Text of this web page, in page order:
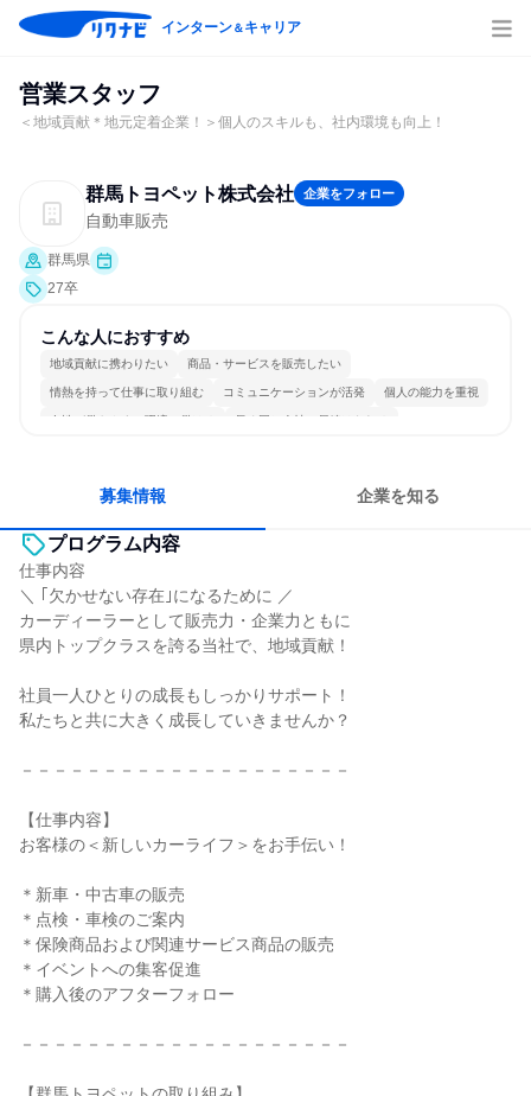
インターン＆キャリア
営業スタッフ
＜地域貢献＊地元定着企業！＞個人のスキルも、社内環境も向上！
群馬トヨペット株式会社 企業をフォロー
自動車販売
群馬県
27卒
こんな人におすすめ
地域貢献に携わりたい 商品・サービスを販売したい
情熱を持って仕事に取り組む コミュニケーションが活発 個人の能力を重視
女性が働きやすい環境で働ける 長く同じ会社に居続けられる
募集情報 企業を知る
プログラム内容
仕事内容
＼ ｢欠かせない存在｣になるために ／
カーディーラーとして販売力・企業力ともに
県内トップクラスを誇る当社で、地域貢献！
社員一人ひとりの成長もしっかりサポート！
私たちと共に大きく成長していきませんか？
－－－－－－－－－－－－－－－－－－－－
【仕事内容】
お客様の＜新しいカーライフ＞をお手伝い！
＊新車・中古車の販売
＊点検・車検のご案内
＊保険商品および関連サービス商品の販売
＊イベントへの集客促進
＊購入後のアフターフォロー
－－－－－－－－－－－－－－－－－－－－